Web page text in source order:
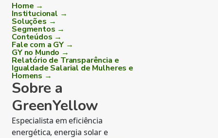
Home →
Institucional →
Soluções →
Segmentos →
Conteúdos →
Fale com a GY →
GY no Mundo →
Relatório de Transparência e
Igualdade Salarial de Mulheres e
Homens →
Sobre a
GreenYellow
Especialista em eficiência
energética, energia solar e